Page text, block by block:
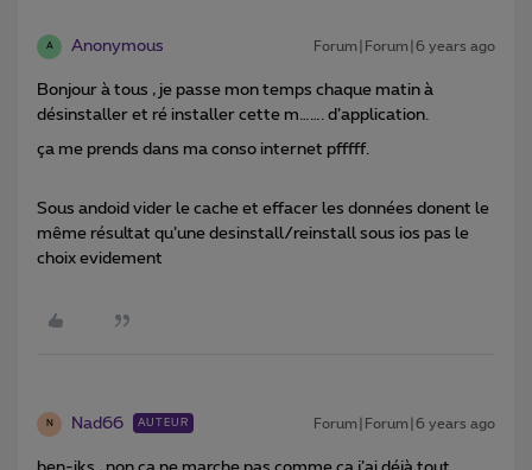
A Anonymous Forum|Forum|6 years ago
Bonjour à tous , je passe mon temps chaque matin à
désinstaller et ré installer cette m……. d’application.
ça me prends dans ma conso internet pfffff.
Sous andoid vider le cache et effacer les données donent le
même résultat qu’une desinstall/reinstall sous ios pas le
choix evidement
N Nad66 AUTEUR Forum|Forum|6 years ago